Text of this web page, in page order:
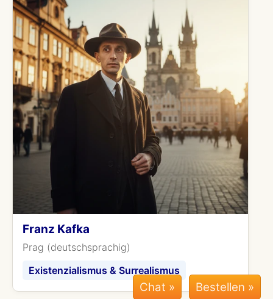
Franz Kafka
Prag (deutschsprachig)
Existenzialismus & Surrealismus
Chat »